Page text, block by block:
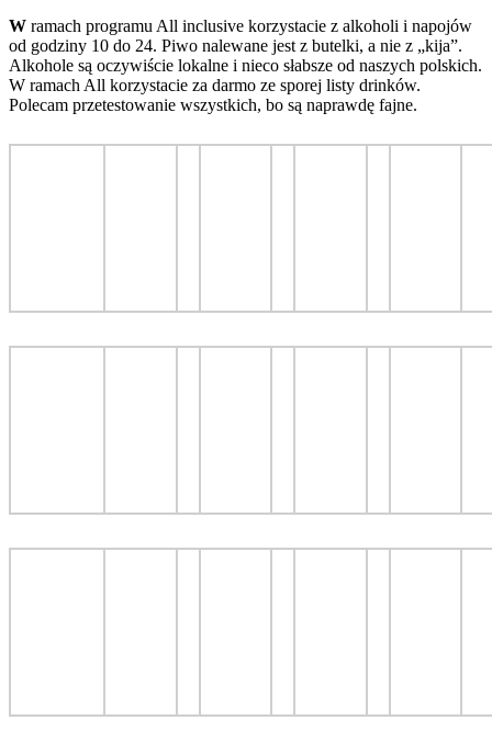
W ramach programu All inclusive korzystacie z alkoholi i napojów
od godziny 10 do 24. Piwo nalewane jest z butelki, a nie z „kija”.
Alkohole są oczywiście lokalne i nieco słabsze od naszych polskich.
W ramach All korzystacie za darmo ze sporej listy drinków.
Polecam przetestowanie wszystkich, bo są naprawdę fajne.